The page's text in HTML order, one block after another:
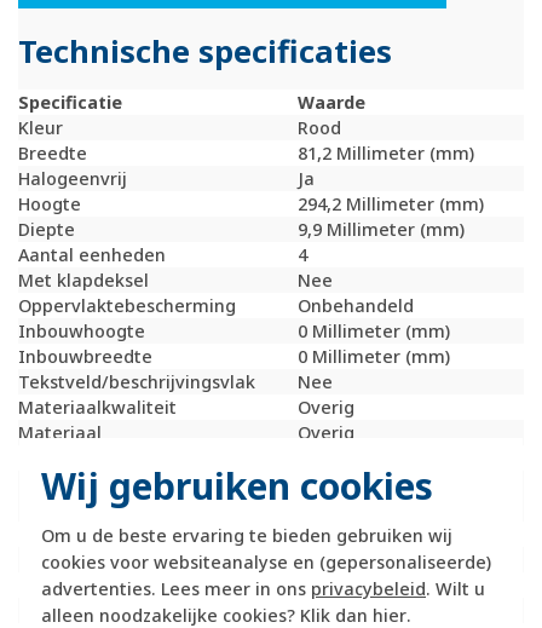
Wij gebruiken cookies
Om u de beste ervaring te bieden gebruiken wij
cookies voor websiteanalyse en (gepersonaliseerde)
advertenties. Lees meer in ons privacybeleid. Wilt u
alleen noodzakelijke cookies? Klik dan hier.
Technische specificaties
Specificatie
Waarde
Kleur
Rood
Breedte
81,2 Millimeter (mm)
Halogeenvrij
Ja
Hoogte
294,2 Millimeter (mm)
Diepte
9,9 Millimeter (mm)
Aantal eenheden
4
Met klapdeksel
Nee
Oppervlaktebescherming
Onbehandeld
Inbouwhoogte
0 Millimeter (mm)
Inbouwbreedte
0 Millimeter (mm)
Tekstveld/beschrijvingsvlak
Nee
Materiaalkwaliteit
Overig
Materiaal
Overig
Montagerichting
Horizontaal en
RAL-nummer (vergelijkbaar)
3003
Slagvastheid
IK05
Beschermingsgraad (IP)
IP20
Geschikt voor vloerpot
Nee